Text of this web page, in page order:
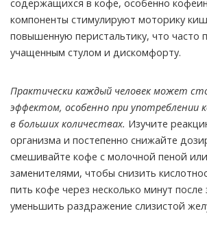
содержащихся в кофе, особенно
компоненты стимулируют моторику
повышенную перистальтику, что часто
учащенным стулом и дискомфорту.
Практически каждый человек может
эффектом, особенно при употреблении
в больших количествах. Изучите
организма и постепенно снижайте
смешивайте кофе с молочной пеной
заменителями, чтобы снизить
пить кофе через несколько минут после
уменьшить раздражение слизистой